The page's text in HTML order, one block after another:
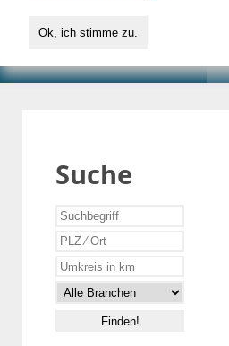
Suche
Ok, ich stimme zu.